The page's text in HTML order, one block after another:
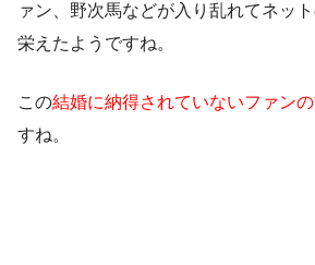
ァン、野次馬などが入り乱れてネッ
栄えたようですね。
この結婚に納得されていないファン
すね。